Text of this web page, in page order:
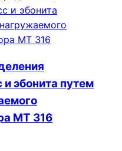
эбонита путем
МТ 316